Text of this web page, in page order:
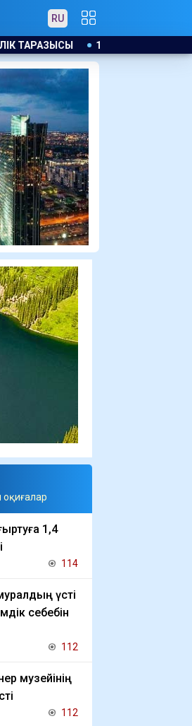
RU
МЕН ЖЕР ТЕЛІМІ: САЛАХ
оқиғалар
1,4
114
үсті
себебін
112
музейінің
112